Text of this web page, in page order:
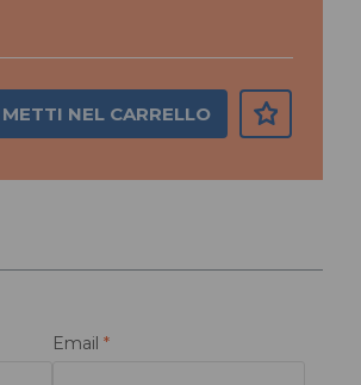
METTI NEL CARRELLO
Email*